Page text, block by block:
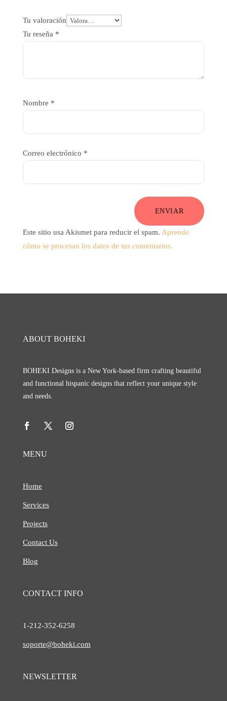
Tu valoración
Tu reseña *
Nombre *
Correo electrónico *
ENVIAR
Este sitio usa Akismet para reducir el spam. Aprende
cómo se procesan los datos de tus comentarios.
ABOUT BOHEKI
BOHEKI Designs is a New York-based firm crafting beautiful
and functional hispanic designs that reflect your unique style
and needs.
MENU
Home
Services
Projects
Contact Us
Blog
CONTACT INFO
1-212-352-6258
soporte@boheki.com
NEWSLETTER